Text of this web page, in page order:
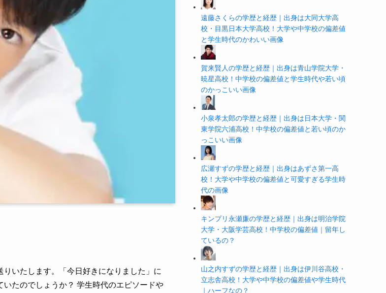
いたします。「今日好きになりました」に
たのでしょうか？ 学生時代のエピソードや
遠藤さくらの学歴と経歴｜出身は大同大学高
校・目黒日本大学高校！大学や中学校の偏差値
と学生時代のかわいい画像
賀来賢人の学歴と経歴｜出身は青山学院大学・
暁星高校！中学校の偏差値と学生時代や若い頃
のかっこいい画像
小泉孝太郎の学歴と経歴｜出身は日本大学・関
東学院六浦高校！中学校の偏差値と若い頃のか
っこいい画像
広瀬すずの学歴と経歴｜出身はあずさ第一高
校！大学や中学校の偏差値と可愛すぎる学生時
代の画像
キンプリ永瀬廉の学歴と経歴｜出身は明治学院
大学・大阪学芸高校！中学校の偏差値｜留年し
ているの？
山之内すずの学歴と経歴｜出身は伊川谷高校・
立志舎高校！大学や中学校の偏差値や学生時代
｜ハーフなの？